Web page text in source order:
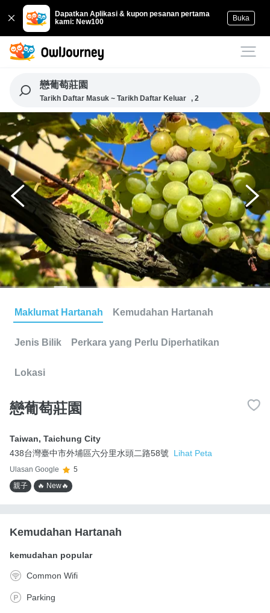
Dapatkan Aplikasi & kupon pesanan pertama
kami: New100
Buka
戀葡萄莊園
Tarikh Daftar Masuk ~ Tarikh Daftar Keluar , 2
Maklumat Hartanah Kemudahan Hartanah
Jenis Bilik Perkara yang Perlu Diperhatikan
Lokasi
戀葡萄莊園
Taiwan, Taichung City
438台灣臺中市外埔區六分里水頭二路58號
Lihat Peta
Ulasan Google
5
親子
🔥 New🔥
Kemudahan Hartanah
kemudahan popular
Common Wifi
Parking